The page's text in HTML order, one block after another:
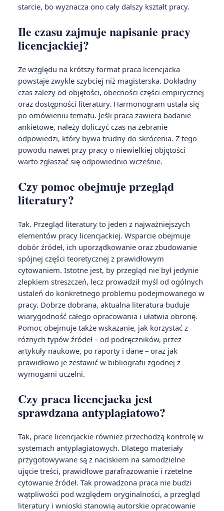
starcie, bo wyznacza ono cały dalszy kształt pracy.
Ile czasu zajmuje napisanie pracy
licencjackiej?
Ze względu na krótszy format praca licencjacka
powstaje zwykle szybciej niż magisterska. Dokładny
czas zależy od objętości, obecności części empirycznej
oraz dostępności literatury. Harmonogram ustala się
po omówieniu tematu. Jeśli praca zawiera badanie
ankietowe, należy doliczyć czas na zebranie
odpowiedzi, który bywa trudny do skrócenia. Z tego
powodu nawet przy pracy o niewielkiej objętości
warto zgłaszać się odpowiednio wcześnie.
Czy pomoc obejmuje przegląd
literatury?
Tak. Przegląd literatury to jeden z najważniejszych
elementów pracy licencjackiej. Wsparcie obejmuje
dobór źródeł, ich uporządkowanie oraz zbudowanie
spójnej części teoretycznej z prawidłowym
cytowaniem. Istotne jest, by przegląd nie był jedynie
zlepkiem streszczeń, lecz prowadził myśl od ogólnych
ustaleń do konkretnego problemu podejmowanego w
pracy. Dobrze dobrana, aktualna literatura buduje
wiarygodność całego opracowania i ułatwia obronę.
Pomoc obejmuje także wskazanie, jak korzystać z
różnych typów źródeł – od podręczników, przez
artykuły naukowe, po raporty i dane – oraz jak
prawidłowo je zestawić w bibliografii zgodnej z
wymogami uczelni.
Czy praca licencjacka jest
sprawdzana antyplagiatowo?
Tak, prace licencjackie również przechodzą kontrolę w
systemach antyplagiatowych. Dlatego materiały
przygotowywane są z naciskiem na samodzielne
ujęcie treści, prawidłowe parafrazowanie i rzetelne
cytowanie źródeł. Tak prowadzona praca nie budzi
wątpliwości pod względem oryginalności, a przegląd
literatury i wnioski stanowią autorskie opracowanie